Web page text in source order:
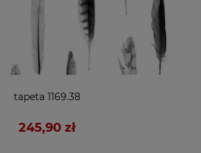
tapeta 1169.38
245,90 zł